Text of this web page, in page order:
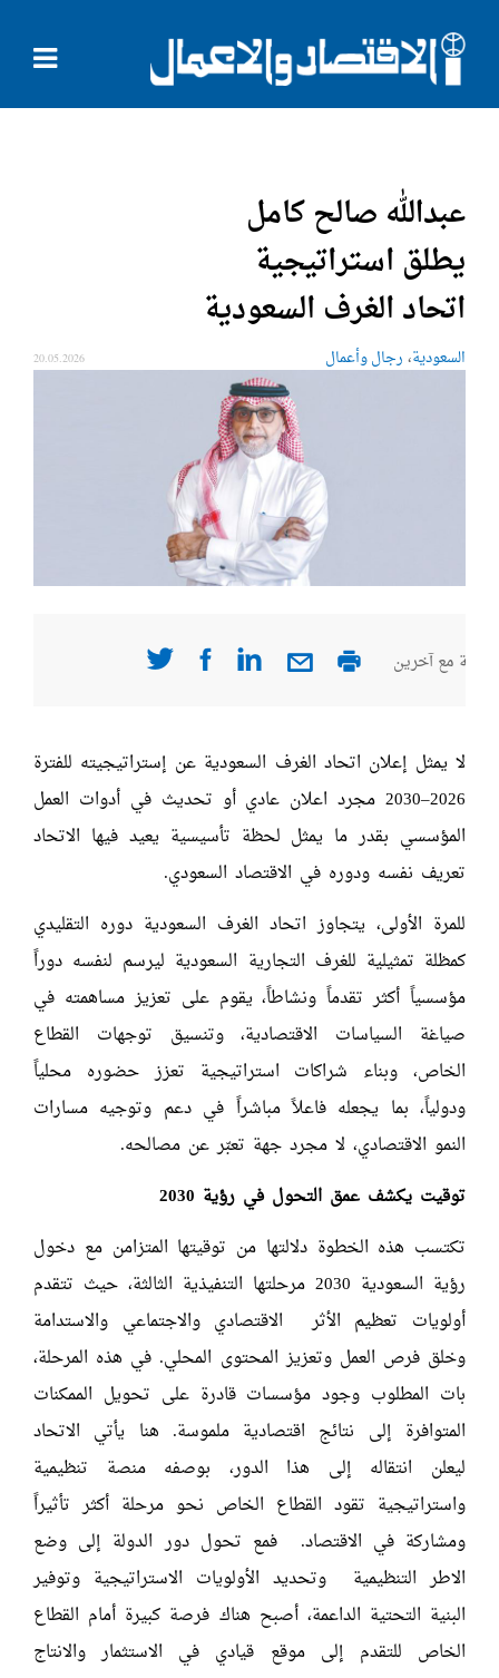
عبدالله صالح كامل
يطلق استراتيجية
اتحاد الغرف السعودية
السعودية، رجال وأعمال 20.05.2026
مع آخرين
لا يمثل إعلان اتحاد الغرف السعودية عن إستراتيجيته للفترة
2026–2030 مجرد اعلان عادي أو تحديث في أدوات العمل
المؤسسي بقدر ما يمثل لحظة تأسيسية يعيد فيها الاتحاد
تعريف نفسه ودوره في الاقتصاد السعودي.
للمرة الأولى، يتجاوز اتحاد الغرف السعودية دوره التقليدي
كمظلة تمثيلية للغرف التجارية السعودية ليرسم لنفسه دوراً
مؤسسياً أكثر تقدماً ونشاطاً، يقوم على تعزيز مساهمته في
صياغة السياسات الاقتصادية، وتنسيق توجهات القطاع
الخاص، وبناء شراكات استراتيجية تعزز حضوره محلياً
ودولياً، بما يجعله فاعلاً مباشراً في دعم وتوجيه مسارات
النمو الاقتصادي، لا مجرد جهة تعبّر عن مصالحه.
توقيت يكشف عمق التحول في رؤية 2030
تكتسب هذه الخطوة دلالتها من توقيتها المتزامن مع دخول
رؤية السعودية 2030 مرحلتها التنفيذية الثالثة، حيث تتقدم
أولويات تعظيم الأثر الاقتصادي والاجتماعي والاستدامة
وخلق فرص العمل وتعزيز المحتوى المحلي. في هذه المرحلة،
بات المطلوب وجود مؤسسات قادرة على تحويل الممكنات
المتوافرة إلى نتائج اقتصادية ملموسة. هنا يأتي الاتحاد
ليعلن انتقاله إلى هذا الدور، بوصفه منصة تنظيمية
واستراتيجية تقود القطاع الخاص نحو مرحلة أكثر تأثيراً
ومشاركة في الاقتصاد. فمع تحول دور الدولة إلى وضع
الاطر التنظيمية وتحديد الأولويات الاستراتيجية وتوفير
البنية التحتية الداعمة، أصبح هناك فرصة كبيرة أمام القطاع
الخاص للتقدم إلى موقع قيادي في الاستثمار والانتاج